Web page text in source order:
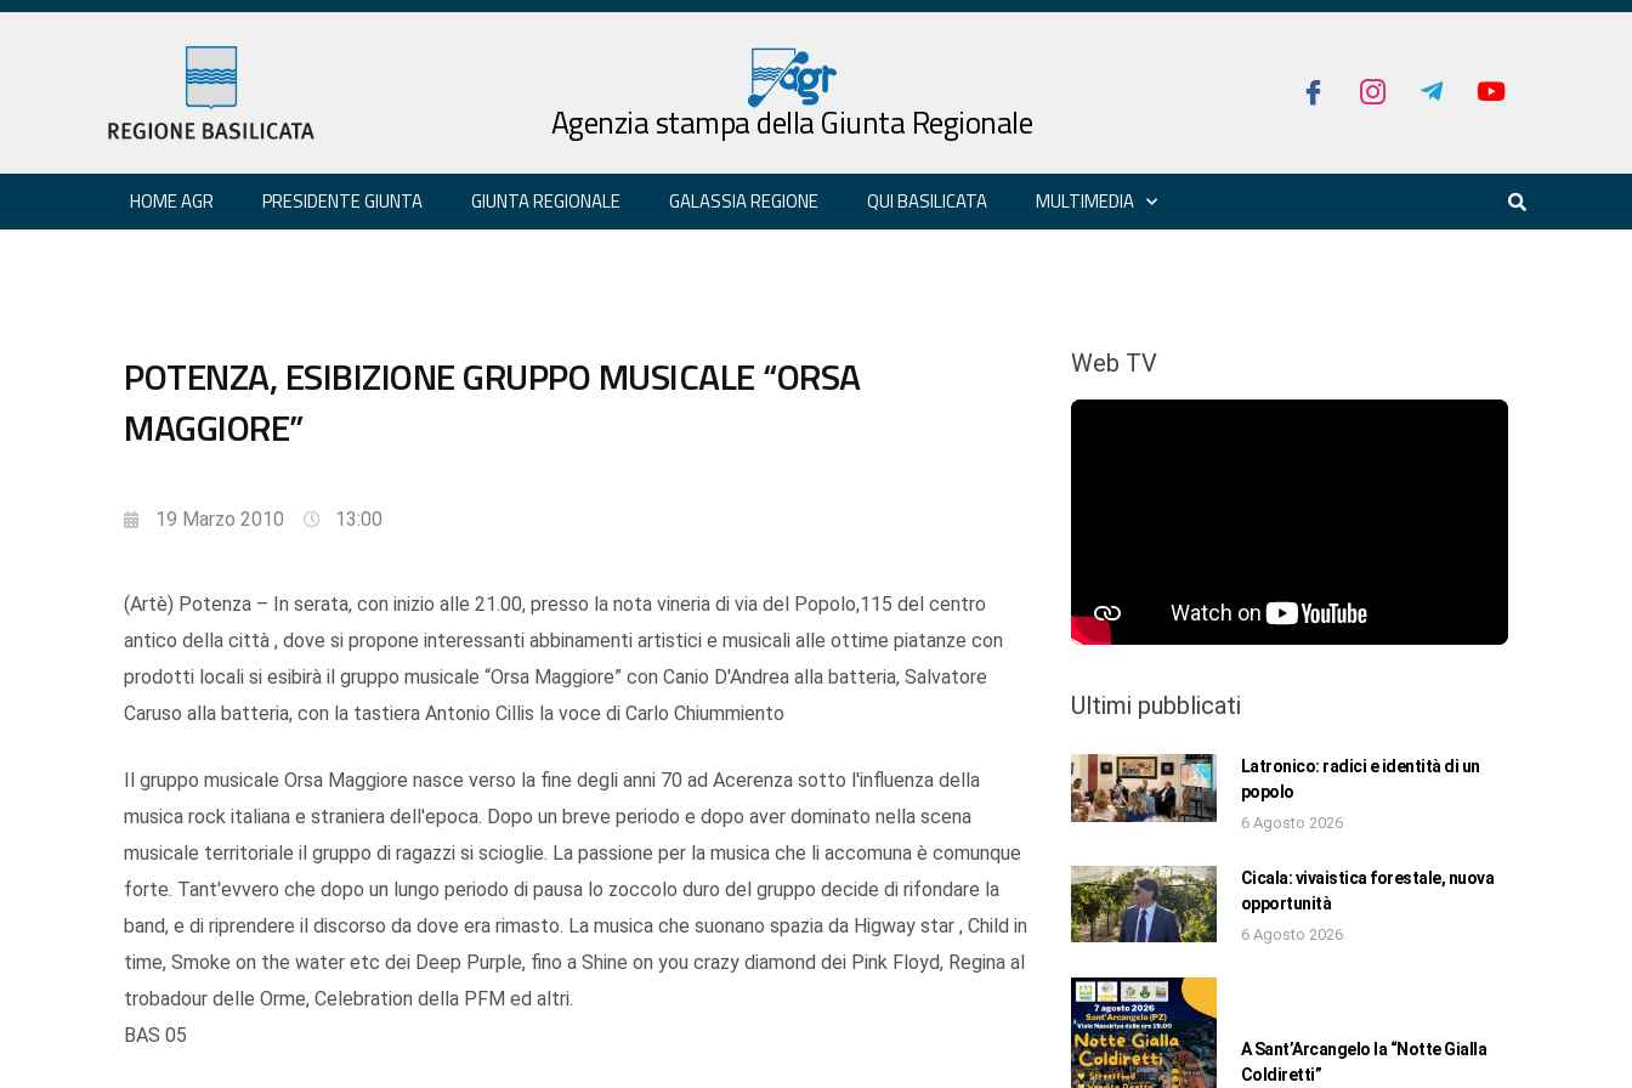
Agenzia stampa della Giunta Regionale
HOME AGR PRESIDENTE GIUNTA GIUNTA REGIONALE GALASSIA REGIONE QUI BASILICATA MULTIMEDIA
POTENZA, ESIBIZIONE GRUPPO MUSICALE “ORSA
MAGGIORE”
19 Marzo 2010 13:00
(Artè) Potenza – In serata, con inizio alle 21.00, presso la nota vineria di via del Popolo,115 del centro
antico della città , dove si propone interessanti abbinamenti artistici e musicali alle ottime piatanze con
prodotti locali si esibirà il gruppo musicale “Orsa Maggiore” con Canio D'Andrea alla batteria, Salvatore
Caruso alla batteria, con la tastiera Antonio Cillis la voce di Carlo Chiummiento
Il gruppo musicale Orsa Maggiore nasce verso la fine degli anni 70 ad Acerenza sotto l'influenza della
musica rock italiana e straniera dell'epoca. Dopo un breve periodo e dopo aver dominato nella scena
musicale territoriale il gruppo di ragazzi si scioglie. La passione per la musica che li accomuna è comunque
forte. Tant'evvero che dopo un lungo periodo di pausa lo zoccolo duro del gruppo decide di rifondare la
band, e di riprendere il discorso da dove era rimasto. La musica che suonano spazia da Higway star , Child in
time, Smoke on the water etc dei Deep Purple, fino a Shine on you crazy diamond dei Pink Floyd, Regina al
trobadour delle Orme, Celebration della PFM ed altri.
BAS 05
Web TV
Ultimi pubblicati
Latronico: radici e identità di un
popolo
6 Agosto 2026
Cicala: vivaistica forestale, nuova
opportunità
6 Agosto 2026
A Sant’Arcangelo la “Notte Gialla
Coldiretti”